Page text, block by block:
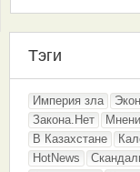
Тэги
Империя зла
Закона.Нет
В Казахстане
HotNews